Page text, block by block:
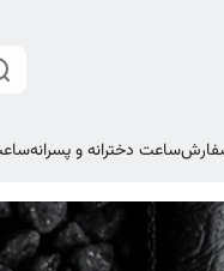
ساعت دخترانه و پسرانه